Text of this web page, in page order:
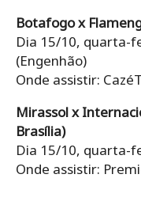
Botafogo x
Dia 15/10, quarta-
(Engenhão)
Onde assistir:
Mirassol x
Brasília)
Dia 15/10, quarta-
Onde assistir: